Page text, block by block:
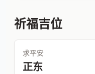
祈福吉位
求平安
正东